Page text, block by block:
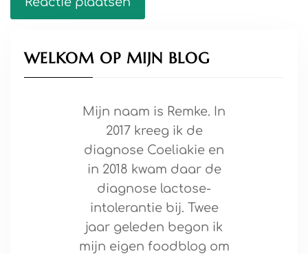
WELKOM OP MIJN BLOG
Mijn naam is Remke. In
2017 kreeg ik de
diagnose Coeliakie en
in 2018 kwam daar de
diagnose lactose-
intolerantie bij. Twee
jaar geleden begon ik
mijn eigen foodblog om